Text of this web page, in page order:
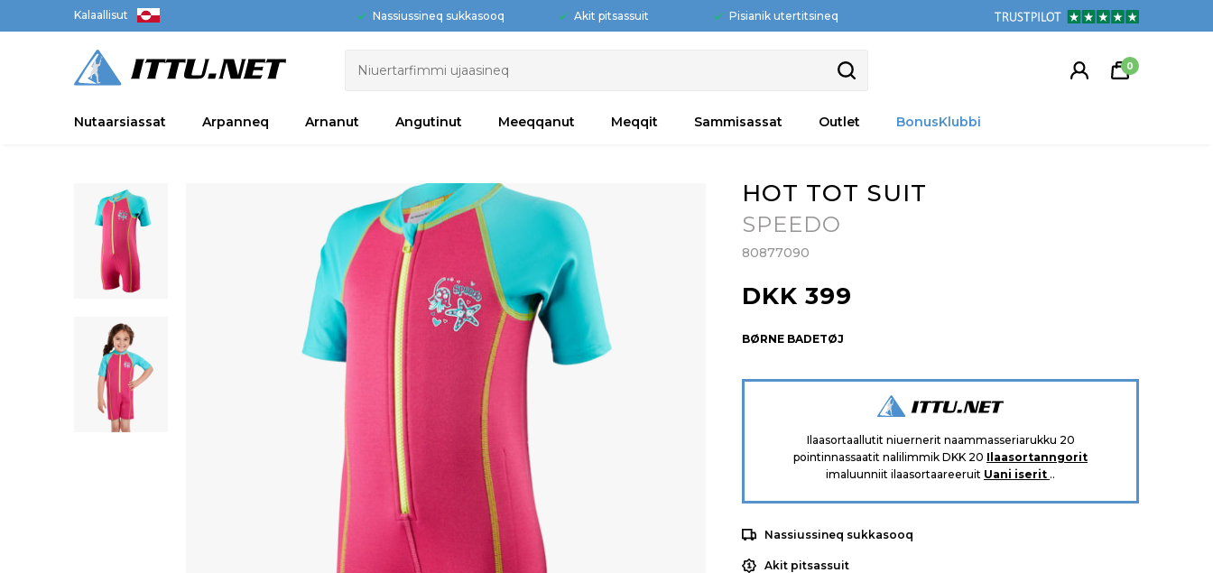
Kalaallisut Nassiussineq sukkasooq Akit pitsassuit Pisianik utertitsineq
0
Nutaarsiassat Arpanneq Arnanut Angutinut Meeqqanut Meqqit Sammisassat Outlet BonusKlubbi
HOT TOT SUIT
SPEEDO
80877090
DKK 399
BØRNE BADETØJ
Ilaasortaallutit niuernerit naammasseriarukku 20
pointinnassaatit nalilimmik DKK 20 Ilaasortanngorit
imaluunniit ilaasortaareeruit Uani iserit ..
Nassiussineq sukkasooq
Akit pitsassuit